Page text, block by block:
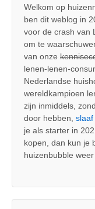
Welkom op
ben dit weblog in
voor de crash van
om te
van onze
lenen-lenen-
Nederlandse
wereldkampioen
zijn inmiddels,
door hebben,slaaf
je als starter in
kopen, dan kun je
huizenbubble